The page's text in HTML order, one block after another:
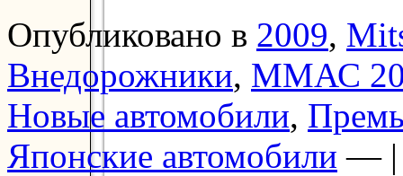
Опубликовано в 2009,
Внедорожники, ММАС
Новые автомобили,
Японские автомобили —